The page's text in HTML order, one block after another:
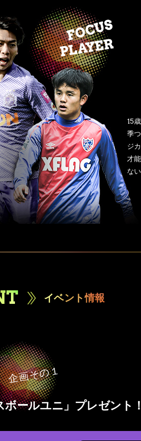
15
季
ジ
才
な
イベント情報
企画その１
ボールユニ」プレゼント